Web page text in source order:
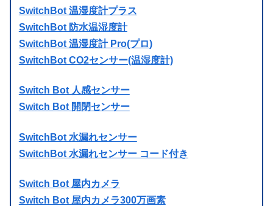
SwitchBot 温湿度計プラス
SwitchBot 防水温湿度計
SwitchBot 温湿度計 Pro(プロ)
SwitchBot CO2センサー(温湿度計)
Switch Bot 人感センサー
Switch Bot 開閉センサー
SwitchBot 水漏れセンサー
SwitchBot 水漏れセンサー コード付き
Switch Bot 屋内カメラ
Switch Bot 屋内カメラ300万画素